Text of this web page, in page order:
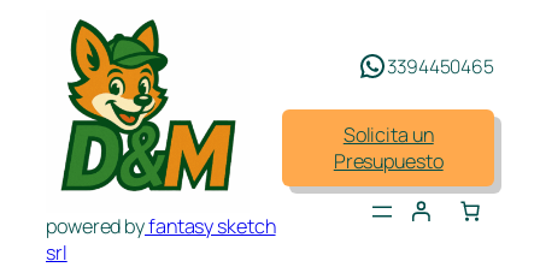
contenido
powered byfantasy sketch
srl
3394450465
Solicita un
Presupuesto